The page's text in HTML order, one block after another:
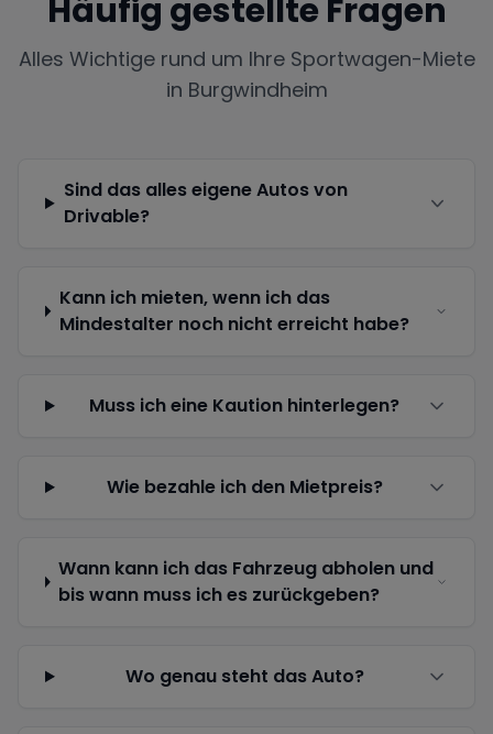
Häufig gestellte Fragen
Alles Wichtige rund um Ihre Sportwagen-Miete
in Burgwindheim
Sind das alles eigene Autos von
Drivable?
Kann ich mieten, wenn ich das
Mindestalter noch nicht erreicht habe?
Muss ich eine Kaution hinterlegen?
Wie bezahle ich den Mietpreis?
Wann kann ich das Fahrzeug abholen und
bis wann muss ich es zurückgeben?
Wo genau steht das Auto?